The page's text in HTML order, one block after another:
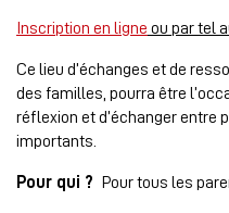
Inscription en ligne ou par tel
Ce lieu d’échanges et de
des familles, pourra être
réflexion et d’échanger entre
importants.
Pour qui ? Pour tous les